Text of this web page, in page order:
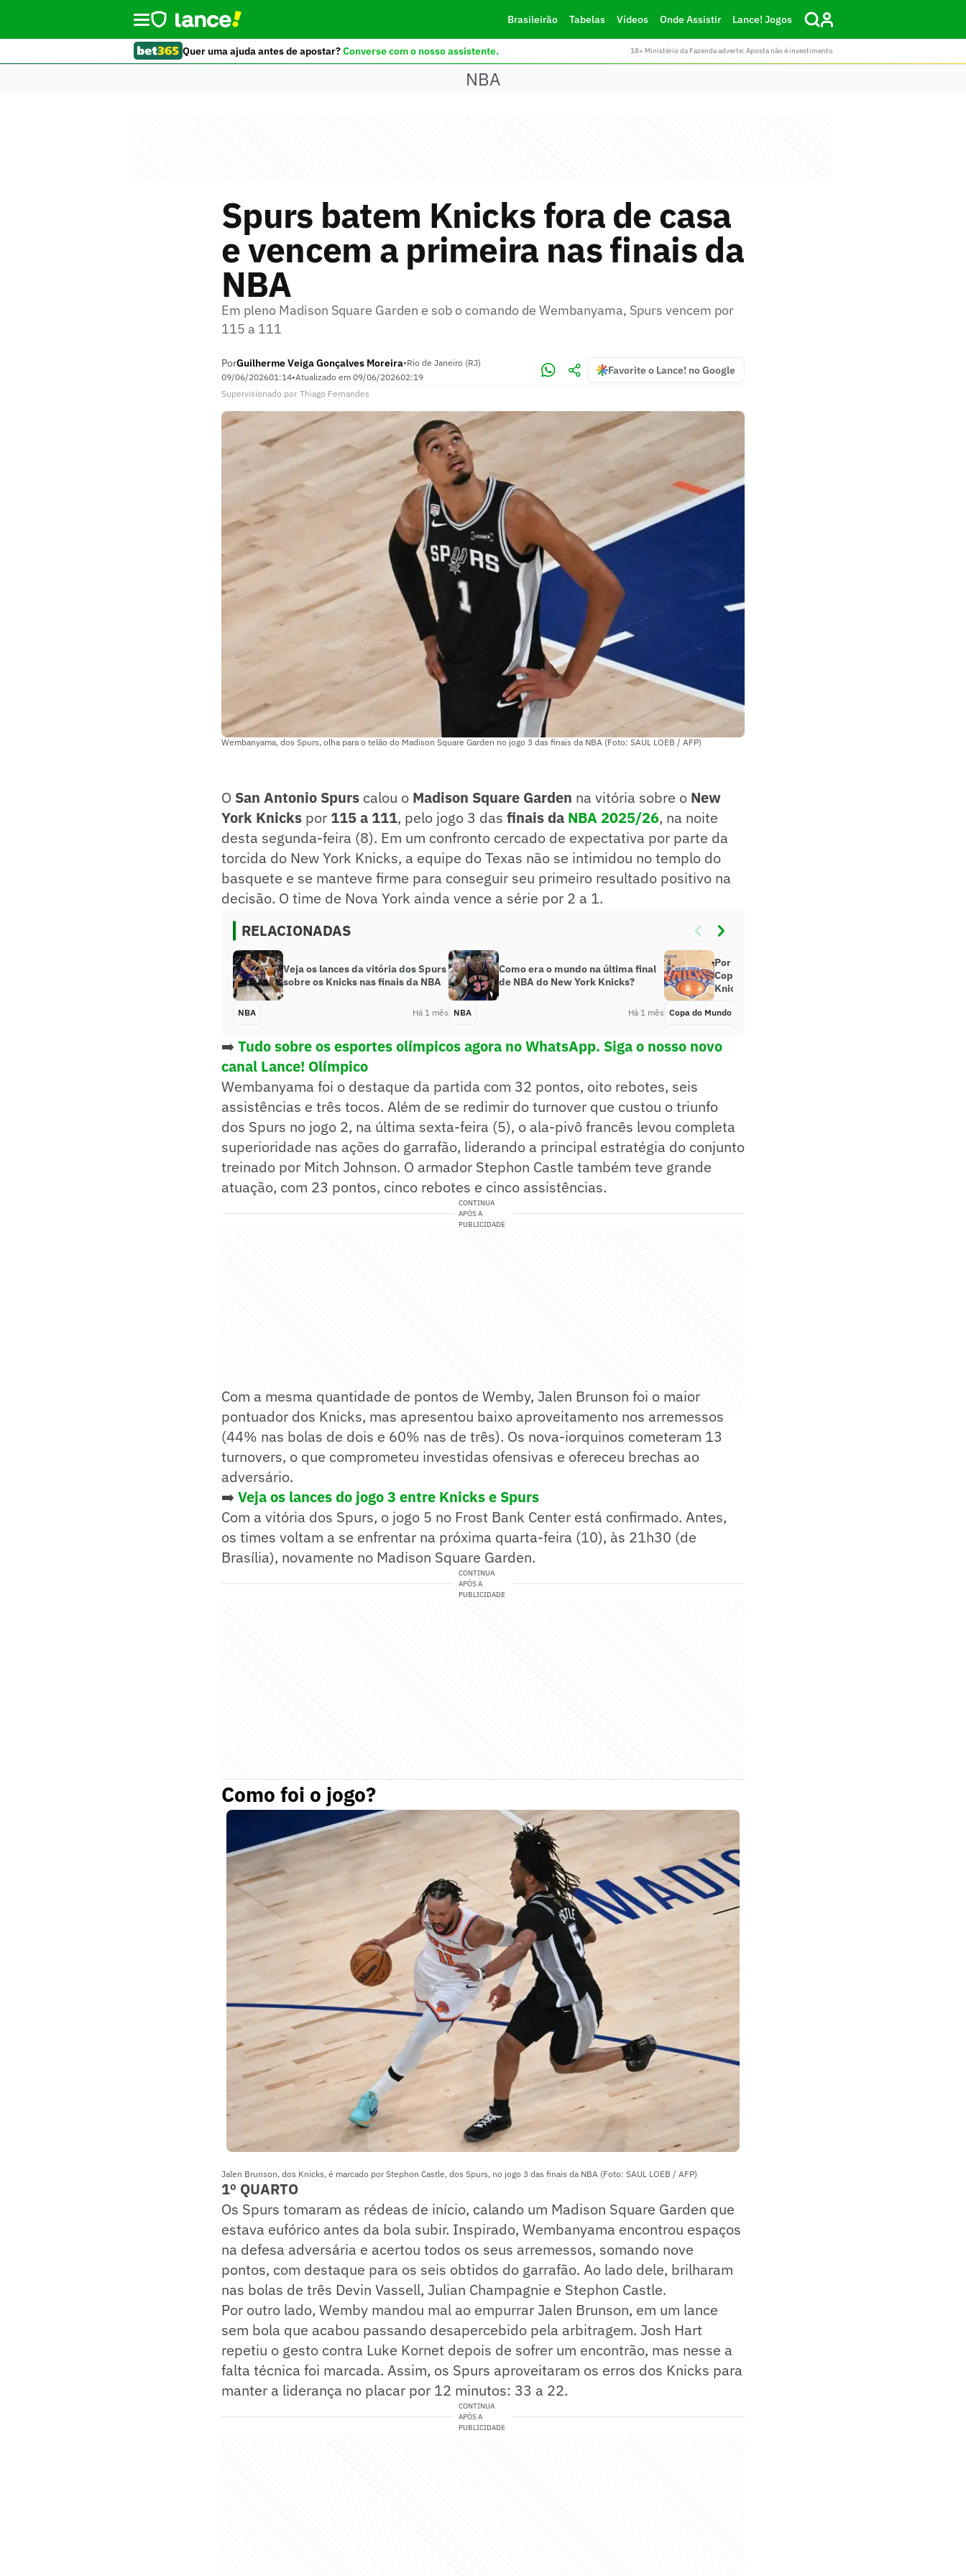
Brasileirão Tabelas Vídeos Onde Assistir Lance! Jogos
Quer uma ajuda antes de apostar?Converse com o nosso assistente. 18+ Ministério da Fazenda adverte: Aposta não é investimento
NBA
Spurs batem Knicks fora de casa
e vencem a primeira nas finais da
NBA
Em pleno Madison Square Garden e sob o comando de Wembanyama, Spurs vencem por
115 a 111
PorGuilherme Veiga Gonçalves Moreira•Rio de Janeiro (RJ)
09/06/202601:14•Atualizado em 09/06/202602:19
Favorite o Lance! no Google
Supervisionado por Thiago Fernandes
Wembanyama, dos Spurs, olha para o telão do Madison Square Garden no jogo 3 das finais da NBA (Foto: SAUL LOEB / AFP)
O San Antonio Spurs calou o Madison Square Garden na vitória sobre o New
York Knicks por 115 a 111, pelo jogo 3 das finais da NBA 2025/26, na noite
desta segunda-feira (8). Em um confronto cercado de expectativa por parte da
torcida do New York Knicks, a equipe do Texas não se intimidou no templo do
basquete e se manteve firme para conseguir seu primeiro resultado positivo na
decisão. O time de Nova York ainda vence a série por 2 a 1.
RELACIONADAS
Veja os lances da vitória dos Spurs
sobre os Knicks nas finais da NBA
NBA Há 1 mês
Como era o mundo na última final
de NBA do New York Knicks?
NBA Há 1 mês
Por que Nova York ainda ignora a
Copa do Mundo? A culpa é dos
Knicks
Copa do Mundo
➡️ Tudo sobre os esportes olímpicos agora no WhatsApp. Siga o nosso novo
canal Lance! Olímpico
Wembanyama foi o destaque da partida com 32 pontos, oito rebotes, seis
assistências e três tocos. Além de se redimir do turnover que custou o triunfo
dos Spurs no jogo 2, na última sexta-feira (5), o ala-pivô francês levou completa
superioridade nas ações do garrafão, liderando a principal estratégia do conjunto
treinado por Mitch Johnson. O armador Stephon Castle também teve grande
atuação, com 23 pontos, cinco rebotes e cinco assistências.
CONTINUA
APÓS A
PUBLICIDADE
Com a mesma quantidade de pontos de Wemby, Jalen Brunson foi o maior
pontuador dos Knicks, mas apresentou baixo aproveitamento nos arremessos
(44% nas bolas de dois e 60% nas de três). Os nova-iorquinos cometeram 13
turnovers, o que comprometeu investidas ofensivas e ofereceu brechas ao
adversário.
➡️ Veja os lances do jogo 3 entre Knicks e Spurs
Com a vitória dos Spurs, o jogo 5 no Frost Bank Center está confirmado. Antes,
os times voltam a se enfrentar na próxima quarta-feira (10), às 21h30 (de
Brasília), novamente no Madison Square Garden.
CONTINUA
APÓS A
PUBLICIDADE
Como foi o jogo?
Jalen Brunson, dos Knicks, é marcado por Stephon Castle, dos Spurs, no jogo 3 das finais da NBA (Foto: SAUL LOEB / AFP)
1º QUARTO
Os Spurs tomaram as rédeas de início, calando um Madison Square Garden que
estava eufórico antes da bola subir. Inspirado, Wembanyama encontrou espaços
na defesa adversária e acertou todos os seus arremessos, somando nove
pontos, com destaque para os seis obtidos do garrafão. Ao lado dele, brilharam
nas bolas de três Devin Vassell, Julian Champagnie e Stephon Castle.
Por outro lado, Wemby mandou mal ao empurrar Jalen Brunson, em um lance
sem bola que acabou passando desapercebido pela arbitragem. Josh Hart
repetiu o gesto contra Luke Kornet depois de sofrer um encontrão, mas nesse a
falta técnica foi marcada. Assim, os Spurs aproveitaram os erros dos Knicks para
manter a liderança no placar por 12 minutos: 33 a 22.
CONTINUA
APÓS A
PUBLICIDADE